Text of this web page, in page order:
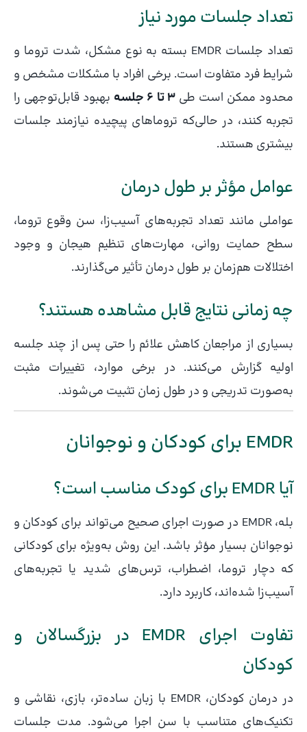
تعداد جلسات مورد نیاز
تعداد جلسات EMDR بسته به نوع مشکل، شدت تروما و
شرایط فرد متفاوت است. برخی افراد با مشکلات مشخص و
محدود ممکن است طی۳ تا ۶ جلسه
بهبود قابل‌توجهی را
تجربه کنند، در حالی‌که تروماهای پیچیده نیازمند جلسات
بیشتری هستند.
عوامل مؤثر بر طول درمان
عواملی مانند تعداد تجربه‌های آسیب‌زا، سن وقوع تروما،
سطح حمایت روانی، مهارت‌های تنظیم هیجان و وجود
اختلالات هم‌زمان بر طول درمان تأثیر می‌گذارند.
چه زمانی نتایج قابل مشاهده هستند؟
بسیاری از مراجعان کاهش علائم را حتی پس از چند جلسه
اولیه گزارش می‌کنند. در برخی موارد، تغییرات مثبت
به‌صورت تدریجی و در طول زمان تثبیت می‌شوند.
EMDR برای کودکان و نوجوانان
آیا EMDR برای کودک مناسب است؟
بله، EMDR در صورت اجرای صحیح می‌تواند برای کودکان و
نوجوانان بسیار مؤثر باشد. این روش به‌ویژه برای کودکانی
که دچار تروما، اضطراب، ترس‌های شدید یا تجربه‌های
آسیب‌زا شده‌اند، کاربرد دارد.
تفاوت اجرای EMDR در بزرگسالان و
کودکان
در درمان کودکان، EMDR با زبان ساده‌تر، بازی، نقاشی و
تکنیک‌های متناسب با سن اجرا می‌شود. مدت جلسات